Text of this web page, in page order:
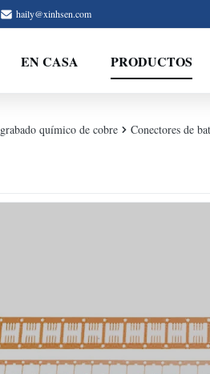
haily@xinhsen.com
EN CASA PRODUCTOS
grabado químico de cobre Conectores de